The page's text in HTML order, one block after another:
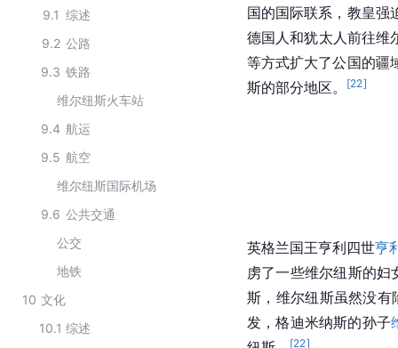
9.1 综述
9.2 公路
9.3 铁路
维尔纽斯火车站
9.4 航运
9.5 航空
维尔纽斯国际机场
9.6 公共交通
公交
地铁
10 文化
10.1 综述
国的国际联系， 教皇强
德国 人和犹太人前往维
等方式扩大了公国的疆
斯的部分地区。
[22]
英格兰国王亨利四世亨
虏了一些维尔纽斯的妇
斯，维尔纽斯虽然没
发，格迪米纳斯的孙子
[22]